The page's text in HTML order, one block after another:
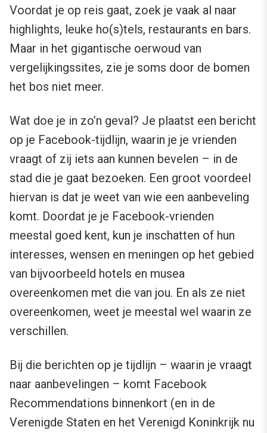
Voordat je op reis gaat, zoek je vaak al naar
highlights, leuke ho(s)tels, restaurants en bars.
Maar in het gigantische oerwoud van
vergelijkingssites, zie je soms door de bomen
het bos niet meer.
Wat doe je in zo’n geval? Je plaatst een bericht
op je Facebook-tijdlijn, waarin je je vrienden
vraagt of zij iets aan kunnen bevelen – in de
stad die je gaat bezoeken. Een groot voordeel
hiervan is dat je weet van wie een aanbeveling
komt. Doordat je je Facebook-vrienden
meestal goed kent, kun je inschatten of hun
interesses, wensen en meningen op het gebied
van bijvoorbeeld hotels en musea
overeenkomen met die van jou. En als ze niet
overeenkomen, weet je meestal wel waarin ze
verschillen.
Bij die berichten op je tijdlijn – waarin je vraagt
naar aanbevelingen – komt Facebook
Recommendations binnenkort (en in de
Verenigde Staten en het Verenigd Koninkrijk nu